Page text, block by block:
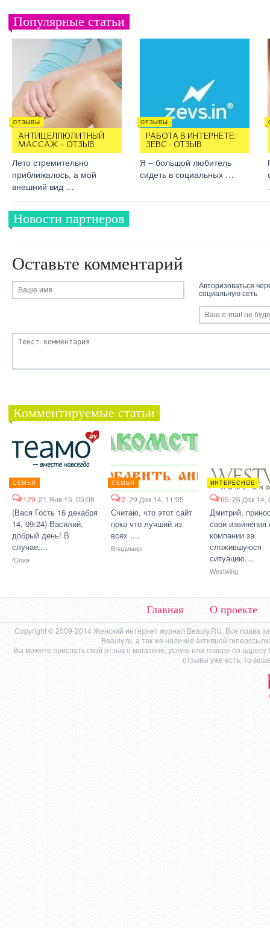
Популярные статьи
ОТЗЫВЫ
АНТИЦЕЛЛЮЛИТНЫЙ
МАССАЖ – ОТЗЫВ
Лето стремительно
приближалось, а мой
внешний вид …
ОТЗЫВЫ
РАБОТА В ИНТЕРНЕТЕ:
ЗЕВС - ОТЗЫВ
Я – большой любитель
сидеть в социальных …
Новости партнеров
Оставьте комментарий
Авторизоваться
социальную сеть
Комментируемые статьи
СЕМЬЯ
129 21 Янв 15, 05:08
(Вася Гость 16 декабря
14, 09:24) Василий,
добрый день! В
случае,...
Юлия
СЕМЬЯ
2 29 Дек 14, 11:05
Считаю, что этот сайт
пока что лучший из
всех ,...
Владимир
ИНТЕРЕСНОЕ
65 26 Дек 14,
Дмитрий,
свои извинения
компании за
сложившуюся
ситуацию....
Westwing
Главная О проекте
Copyright © 2009-2014 Женский интернет журнал Beauly.RU. Все права
Beauly.ru, а так же наличие активной
Вы можете прислать свой отзыв о магазине, услуге или товаре по адресу
отзывы уже есть, то